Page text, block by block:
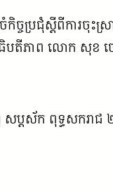
កិច្ចប្រជុំស្តីពីការចុ
បតីភាព លោក សុខ
សប្តស័ក ពុទ្ធសករា